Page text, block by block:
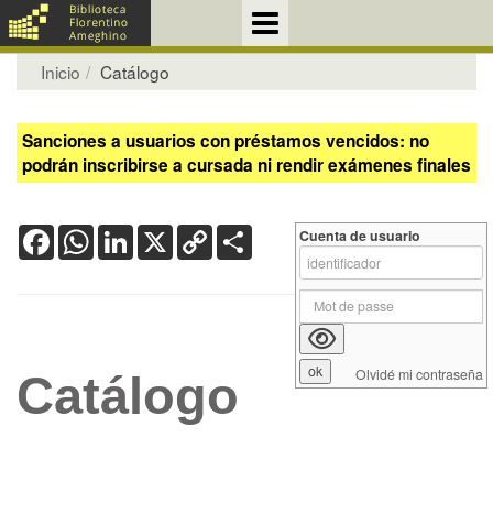
Inicio Catálogo
Sanciones a usuarios con préstamos vencidos: no
podrán inscribirse a cursada ni rendir exámenes finales
FacebookWhatsApp
LinkedIn
X Copy
Link
Catálogo
Cuenta de usuario
Olvidé mi contraseña